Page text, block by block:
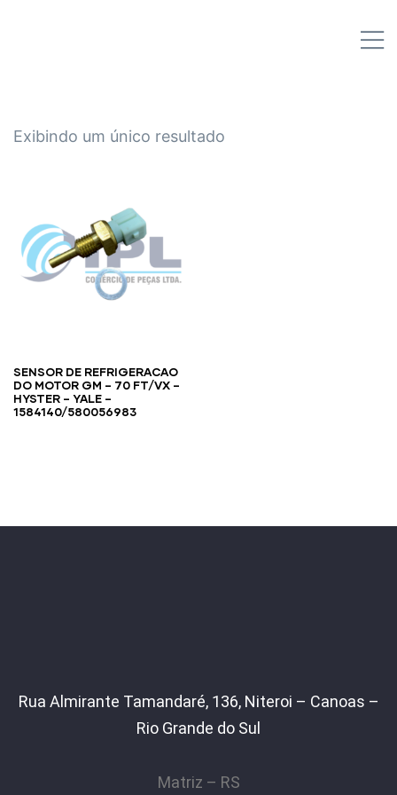
Exibindo um único resultado
SENSOR DE REFRIGERACAO
DO MOTOR GM – 70 FT/VX –
HYSTER – YALE –
1584140/580056983
Rua Almirante Tamandaré, 136, Niteroi – Canoas –
Rio Grande do Sul
Matriz – RS